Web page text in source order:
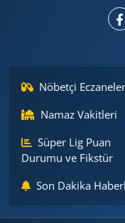
Nöbetçi Eczaneler
Namaz Vakitleri
Süper Lig Puan
Durumu ve Fikstür
Son Dakika